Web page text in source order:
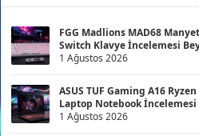
FGG Madlions MAD68
Switch Klavye İncelemesi
1 Ağustos 2026
ASUS TUF Gaming A16 Ryzen
Laptop Notebook İncelemesi
1 Ağustos 2026